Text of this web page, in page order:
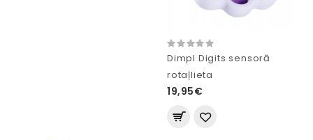
Dimpl Digits sensorā
rotaļlieta
19,95€